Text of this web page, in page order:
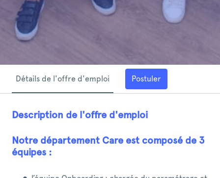
Détails de l'offre d'emploi Postuler
Description de l'offre d'emploi
Notre département Care est composé de 3
équipes :